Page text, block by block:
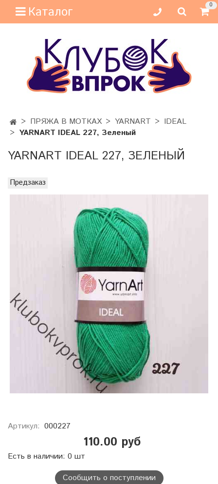
Каталог 0
ПРЯЖА В МОТКАХ YARNART
IDEAL
YARNART IDEAL 227, Зеленый
YARNART IDEAL 227, ЗЕЛЕНЫЙ
Предзаказ
Артикул: 000227
110.00 руб
Есть в наличии: 0 шт
Сообщить о поступлении